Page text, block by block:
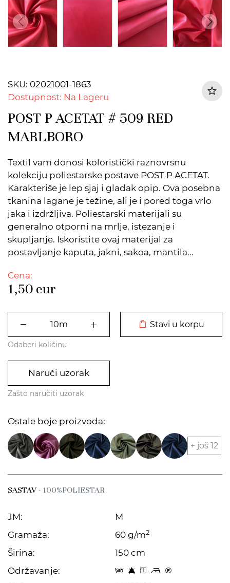
SKU: 02021001-1863
Dostupnost: Na Lageru
POST P ACETAT # 509 RED
MARLBORO
Textil vam donosi koloristički raznovrsnu
kolekciju poliestarske postave POST P ACETAT.
Karakteriše je lep sjaj i gladak opip. Ova posebna
tkanina lagane je težine, ali je i pored toga vrlo
jaka i izdržljiva. Poliestarski materijali su
generalno otporni na mrlje, istezanje i
skupljanje. Iskoristite ovaj materijal za
postavljanje kaputa, jakni, sakoa, mantila...
Cena:
1,50 eur
Stavi u korpu
Odaberi količinu
Naruči uzorak
Zašto naručiti uzorak
Ostale boje proizvoda:
+ još 12
SASTAV- 100%POLIESTAR
JM:
M
Gramaža:
60 g/m2
Širina:
150 cm
Održavanje:
s 8 y o C